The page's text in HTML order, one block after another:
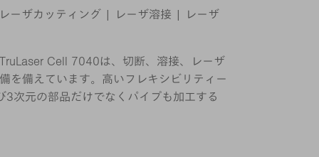
ーザカッティング | レーザ溶接 | レーザ
Cell 7040は、切断、溶接、レーザ
を備えています。高いフレキシビリティー
3次元の部品だけでなくパイプも加工する